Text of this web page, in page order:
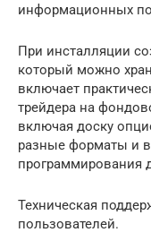
информационных
При инсталляции
который можно
включает
трейдера на
включая доску
разные форматы и
программирования
Техническая
пользователей.